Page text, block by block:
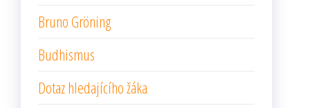
Bruno Gröning
Budhismus
Dotaz hledajícího žáka